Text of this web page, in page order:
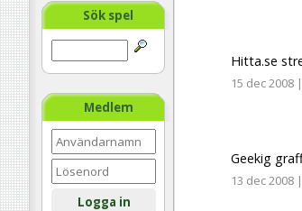
Sök spel
Medlem
Logga in
Hitta.se
15 dec 2008 |
Geekig
13 dec 2008 |